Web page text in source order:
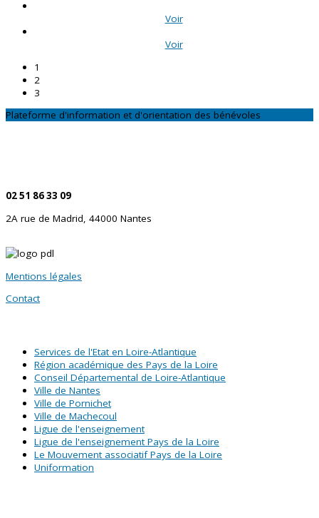
Voir
Voir
1
2
3
Plateforme d'information et d'orientation des bénévoles
02 51 86 33 09
2A rue de Madrid, 44000 Nantes
Mentions légales
Contact
Services de l'Etat en Loire-Atlantique
Région académique des Pays de la Loire
Conseil Départemental de Loire-Atlantique
Ville de Nantes
Ville de Pornichet
Ville de Machecoul
Ligue de l'enseignement
Ligue de l'enseignement Pays de la Loire
Le Mouvement associatif Pays de la Loire
Uniformation